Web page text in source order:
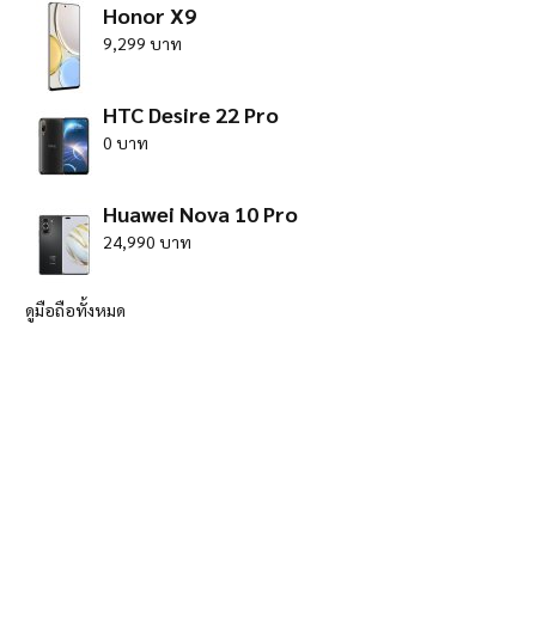
Honor X9
9,299 บาท
HTC Desire 22 Pro
0 บาท
Huawei Nova 10 Pro
24,990 บาท
ดูมือถือทั้งหมด